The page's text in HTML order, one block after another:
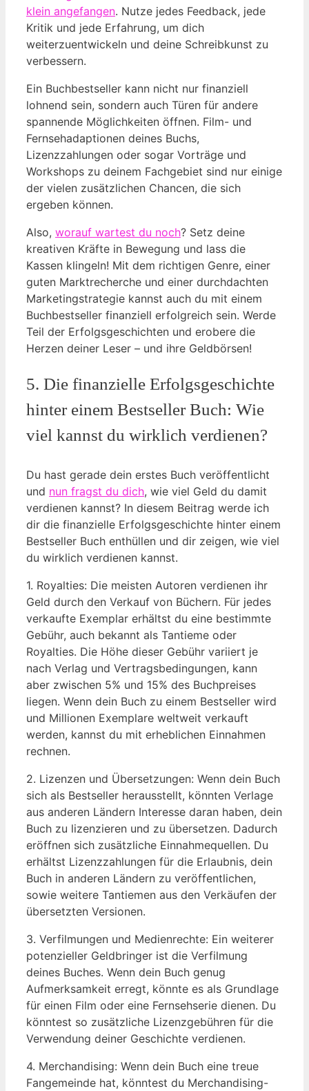
klein angefangen. Nutze jedes Feedback, jede
Kritik und jede Erfahrung, um dich
weiterzuentwickeln und deine Schreibkunst zu
verbessern.
Ein Buchbestseller kann nicht nur finanziell
lohnend sein, sondern auch Türen für andere
spannende Möglichkeiten öffnen. Film- und
Fernsehadaptionen deines Buchs,
Lizenzzahlungen oder sogar Vorträge und
Workshops zu deinem Fachgebiet sind nur einige
der vielen zusätzlichen Chancen, die sich
ergeben können.
Also, worauf wartest du noch? Setz deine
kreativen Kräfte in Bewegung und lass die
Kassen klingeln! Mit dem richtigen Genre, einer
guten Marktrecherche und einer durchdachten
Marketingstrategie kannst auch du mit einem
Buchbestseller finanziell erfolgreich sein. Werde
Teil der Erfolgsgeschichten und erobere die
Herzen deiner Leser – und ihre Geldbörsen!
5. Die finanzielle Erfolgsgeschichte
hinter einem Bestseller Buch: Wie
viel kannst du wirklich verdienen?
Du hast gerade dein erstes Buch veröffentlicht
und nun fragst du dich, wie viel Geld du damit
verdienen kannst? In diesem Beitrag werde ich
dir die finanzielle Erfolgsgeschichte hinter einem
Bestseller Buch enthüllen und dir zeigen, wie viel
du wirklich verdienen kannst.
1. Royalties: Die meisten Autoren verdienen ihr
Geld durch den Verkauf von Büchern. Für jedes
verkaufte Exemplar erhältst du eine bestimmte
Gebühr, auch bekannt als Tantieme oder
Royalties. Die Höhe dieser Gebühr variiert je
nach Verlag und Vertragsbedingungen, kann
aber zwischen 5% und 15% des Buchpreises
liegen. Wenn dein Buch zu einem Bestseller wird
und Millionen Exemplare weltweit verkauft
werden, kannst du mit erheblichen Einnahmen
rechnen.
2. Lizenzen und Übersetzungen: Wenn dein Buch
sich als Bestseller herausstellt, könnten Verlage
aus anderen Ländern Interesse daran haben, dein
Buch zu lizenzieren und zu übersetzen. Dadurch
eröffnen sich zusätzliche Einnahmequellen. Du
erhältst Lizenzzahlungen für die Erlaubnis, dein
Buch in anderen Ländern zu veröffentlichen,
sowie weitere Tantiemen aus den Verkäufen der
übersetzten Versionen.
3. Verfilmungen und Medienrechte: Ein weiterer
potenzieller Geldbringer ist die Verfilmung
deines Buches. Wenn dein Buch genug
Aufmerksamkeit erregt, könnte es als Grundlage
für einen Film oder eine Fernsehserie dienen. Du
könntest so zusätzliche Lizenzgebühren für die
Verwendung deiner Geschichte verdienen.
4. Merchandising: Wenn dein Buch eine treue
Fangemeinde hat, könntest du Merchandising-